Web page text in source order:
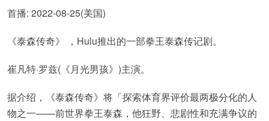
首播: 2022-08-25(美国)
《泰森传奇》 ，Hulu推出的一部拳王泰森传记剧。
崔凡特·罗兹(《月光男孩》)主演。
据介绍，《泰森传奇》将「探索体育界评价最两极分化的人
物之一——前世界拳王泰森，他狂野、悲剧性和充满争议的